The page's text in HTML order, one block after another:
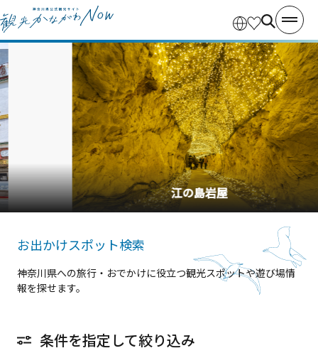
江の島岩屋
お出かけスポット検索
神奈川県への旅行・おでかけに役立つ観光スポットや遊び場情
報を探せます。
条件を指定して絞り込み